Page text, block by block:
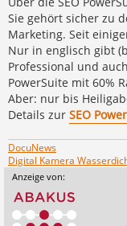
r
a
g
Sie gehört sicher zu
Marketing. Seit
Nur in englisch gibt
Professional und
PowerSuite mit 60%
Aber: nur bis
Details zur SEO
DocuNews
Digital Kamera
Anzeige von: